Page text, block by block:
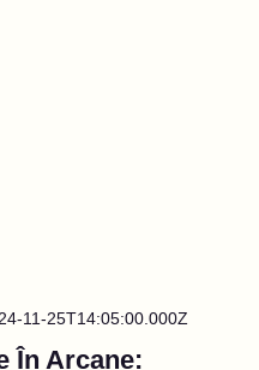
11-25T14:05:00.000Z
În Arcane: